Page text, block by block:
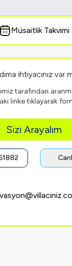
Müsaitlik Takvimi
ihtiyacınız var
tarafından
linke tıklayarak
Sizi Arayalım